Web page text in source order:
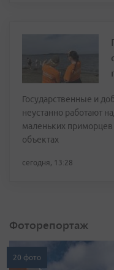
Государственные и
неустанно работают
маленьких
объектах
сегодня, 13:28
Фоторепортаж
20 фото